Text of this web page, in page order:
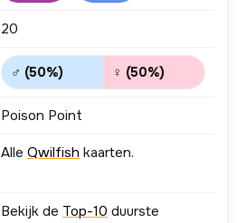
20
♂ (50%) ♀ (50%)
Poison Point
Alle Qwilfish kaarten.
Bekijk de Top-10 duurste